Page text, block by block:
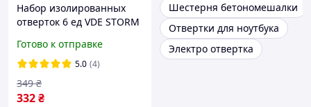
Набор изолированных
отверток 6 ед VDE STORM
Готово к отправке
5.0 (4)
332₴
349 ₴
Шестерня бетономешалки
Отвертки для ноутбука
Электро отвертка